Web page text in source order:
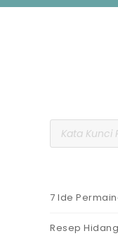
7 Ide
Resep